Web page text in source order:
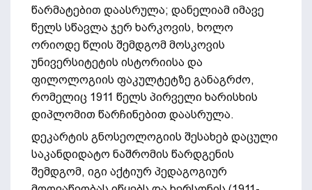
წარმატებით დაასრულა; დანელიამ იმავე
წელს სწავლა ჯერ ხარკოვის, ხოლო
ორიოდე წლის შემდგომ მოსკოვის
უნივერსიტეტის ისტორიისა და
ფილოლოგიის ფაკულტეტზე განაგრძო,
რომელიც 1911 წელს პირველი ხარისხის
დიპლომით წარჩინებით დაასრულა.
დეკარტის გნოსეოლოგიის შესახებ დაცული
საკანდიდატო ნაშრომის წარდგენის
შემდგომ, იგი აქტიურ პედაგოგიურ